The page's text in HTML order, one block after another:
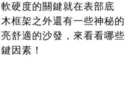
硬度的關鍵就在表部底
框架之外還有一些神秘的
舒適的沙發，來看看哪些
因素！